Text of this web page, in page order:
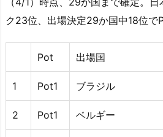
ク23位、出場決定29か国中18位で
Pot 出場国
1 Pot1 ブラジル
2 Pot1 ベルギー